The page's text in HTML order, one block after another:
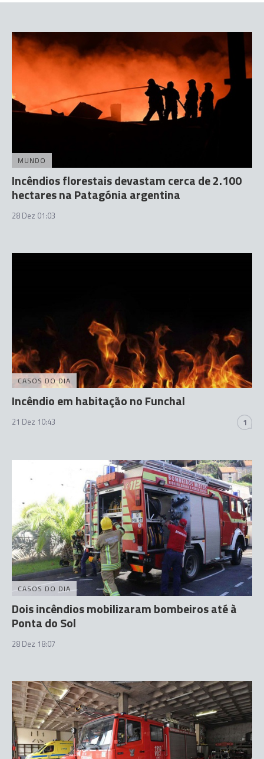
MUNDO
Incêndios florestais devastam cerca de 2.100
hectares na Patagónia argentina
28 Dez 01:03
CASOS DO DIA
Incêndio em habitação no Funchal
21 Dez 10:43 1
CASOS DO DIA
Dois incêndios mobilizaram bombeiros até à
Ponta do Sol
28 Dez 18:07